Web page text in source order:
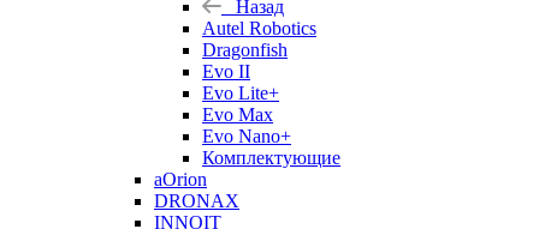
Назад
Autel Robotics
Dragonfish
Evo II
Evo Lite+
Evo Max
Evo Nano+
Комплектующие
aOrion
DRONAX
INNOIT